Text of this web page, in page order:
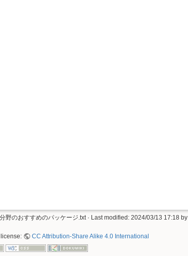
野のおすすめのパッケージ.txt· Last modified: 2024/03/13 17:18 by
CC Attribution-Share Alike 4.0 International